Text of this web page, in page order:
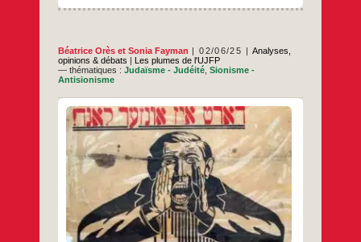
Béatrice Orès etSonia Fayman 02/06/25
Analyses,
opinions & débats | Les plumes de l'UJFP
— thématiques :Judaïsme - Judéité ,Sionisme -
Antisionisme
Par Béatrice Orès, membre de l’Union juive
française pour la paix (UJFP), co-autrice de
Antisionisme, une histoire juive (Syllepse,
2023), et de Gaza, Mort, Vie, Espoir
(Riveneuve, 2025) ; et Sonia Fayman,
membre de l’UJFP et des Amis du Théâtre
de la Liberté de Jénine (ATL Jénine), co-
autrice de Antisionisme,
…
Comment
le
sionisme
instrumentalise …